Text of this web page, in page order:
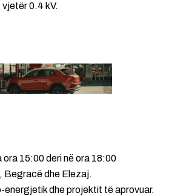
0.4 kV.
15:00 deri në ora 18:00
Begracë dhe Elezaj.
energjetik dhe projektit të aprovuar.